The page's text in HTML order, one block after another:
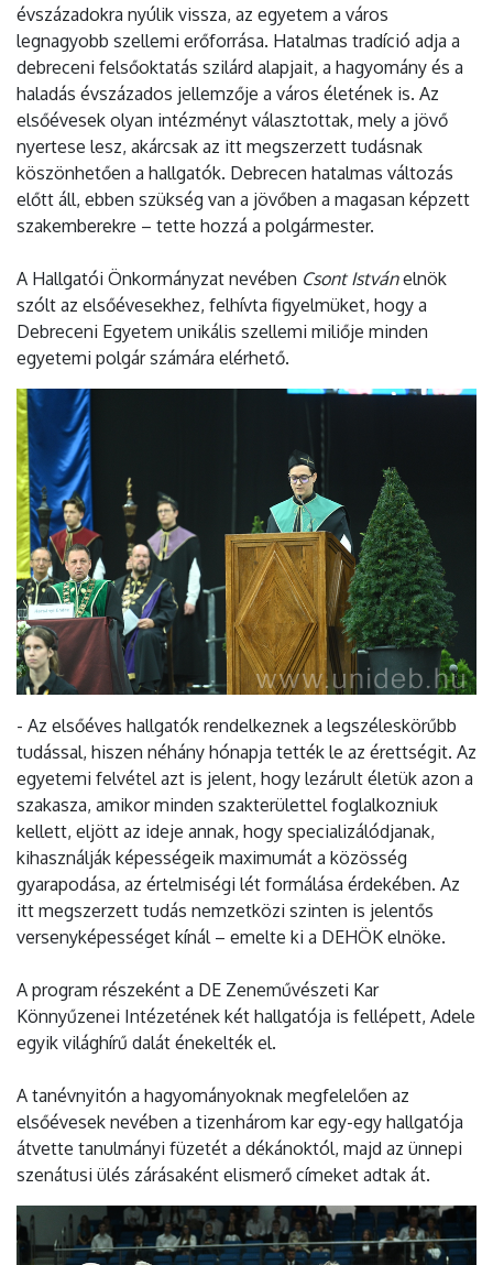
évszázadokra nyúlik vissza, az egyetem a város
legnagyobb szellemi erőforrása. Hatalmas tradíció adja a
debreceni felsőoktatás szilárd alapjait, a hagyomány és a
haladás évszázados jellemzője a város életének is. Az
elsőévesek olyan intézményt választottak, mely a jövő
nyertese lesz, akárcsak az itt megszerzett tudásnak
köszönhetően a hallgatók. Debrecen hatalmas változás
előtt áll, ebben szükség van a jövőben a magasan képzett
szakemberekre – tette hozzá a polgármester.
A Hallgatói Önkormányzat nevében Csont Istvánelnök
szólt az elsőévesekhez, felhívta figyelmüket, hogy a
Debreceni Egyetem unikális szellemi miliője minden
egyetemi polgár számára elérhető.
- Az elsőéves hallgatók rendelkeznek a legszéleskörűbb
tudással, hiszen néhány hónapja tették le az érettségit. Az
egyetemi felvétel azt is jelent, hogy lezárult életük azon a
szakasza, amikor minden szakterülettel foglalkozniuk
kellett, eljött az ideje annak, hogy specializálódjanak,
kihasználják képességeik maximumát a közösség
gyarapodása, az értelmiségi lét formálása érdekében. Az
itt megszerzett tudás nemzetközi szinten is jelentős
versenyképességet kínál – emelte ki a DEHÖK elnöke.
A program részeként a DE Zeneművészeti Kar
Könnyűzenei Intézetének két hallgatója is fellépett, Adele
egyik világhírű dalát énekelték el.
A tanévnyitón a hagyományoknak megfelelően az
elsőévesek nevében a tizenhárom kar egy-egy hallgatója
átvette tanulmányi füzetét a dékánoktól, majd az ünnepi
szenátusi ülés zárásaként elismerő címeket adtak át.